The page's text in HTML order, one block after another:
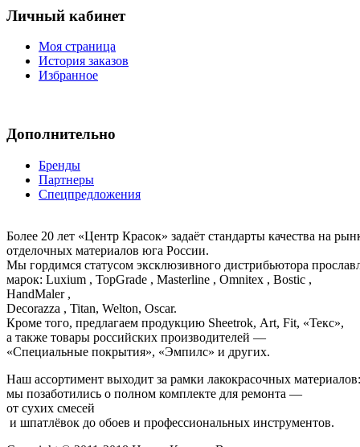
Личный кабинет
Моя страница
История заказов
Избранное
Дополнительно
Бренды
Партнеры
Спецпредложения
Более 20 лет «Центр Красок» задаёт стандарты качества на
отделочных материалов юга России.
Мы гордимся статусом эксклюзивного дистрибьютора
марок: Luxium , TopGrade , Masterline , Omnitex , Bostic ,
HandMaler ,
Decorazza , Titan, Welton, Oscar.
Кроме того, предлагаем продукцию Sheetrok, Art, Fit, «Текс»,
а также товары российских производителей —
«Специальные покрытия», «Эмпилс» и других.
Наш ассортимент выходит за рамки лакокрасочных
мы позаботились о полном комплекте для ремонта —
от сухих смесей
и шпатлёвок до обоев и профессиональных инструментов.